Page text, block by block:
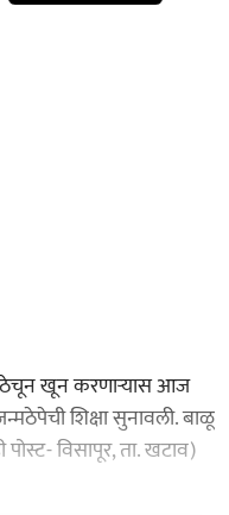
ठेचून खून करणाऱ्यास आज
शिक्षा सुनावली. बाळू
विसापूर, ता. खटाव)